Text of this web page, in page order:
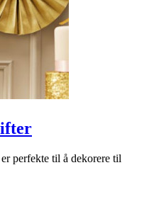
perfekte til å dekorere til